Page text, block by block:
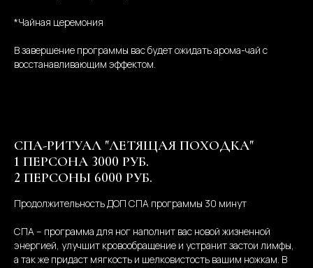
*Чайная церемония
В завершение программы вас будет ожидать арома-чай с
восстанавливающим эффектом.
СПА-РИТУАЛ "ЛЕТЯЩАЯ ПОХОДКА"
1 ПЕРСОНА 3000 РУБ.
2 ПЕРСОНЫ 6000 РУБ.
Продолжительность ДОП СПА программы 30 минут
СПА – программа для ног наполнит вас новой жизненной
энергией, улучшит кровообращение и устранит застои лимфы,
а так же придаст мягкость и шелковистость вашим ножкам. В